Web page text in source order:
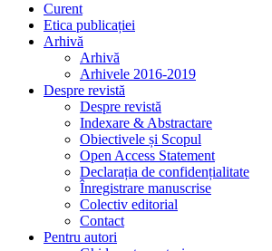
Curent
Etica publicației
Arhivă
Arhivă
Arhivele 2016-2019
Despre revistă
Despre revistă
Indexare & Abstractare
Obiectivele și Scopul
Open Access Statement
Declarația de confidențialitate
Înregistrare manuscrise
Colectiv editorial
Contact
Pentru autori